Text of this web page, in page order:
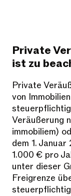
Private
ist zu
Private
von
Veräußerung
immobiliem)
dem 1.
1.000 € pro
unter dieser
Freigrenze